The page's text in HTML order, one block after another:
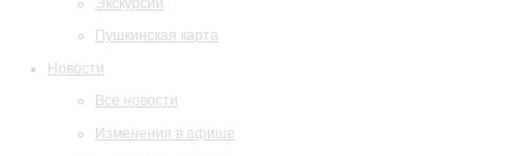
Пушкинская карта
Новости
Все новости
Изменения в афише